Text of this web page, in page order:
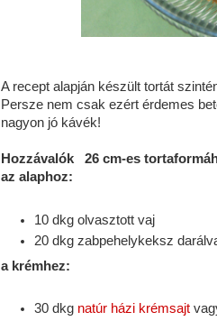
A recept alapján készült tortát
Persze nem csak ezért érdemes
nagyon jó kávék!
Hozzávalók 26 cm-es
az alaphoz:
10 dkg olvasztott vaj
20 dkg zabpehelykeksz
a krémhez:
30 dkg natúr házi krémsajt